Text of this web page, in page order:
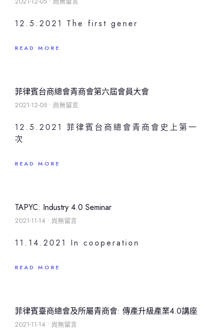
12.5.2021 The first gener
READ MORE
菲律賓台商總會青商會第六屆會員大會
2021-12-05 尚無留言
12.5.2021 菲律賓台商總會青商會史上第一
次
READ MORE
TAPYC: Industry 4.0 Seminar
2021-11-14 尚無留言
11.14.2021 In cooperation
READ MORE
菲律賓臺商總會及所屬青商會: 傳產升級產業4.0講座
2021-11-14 尚無留言